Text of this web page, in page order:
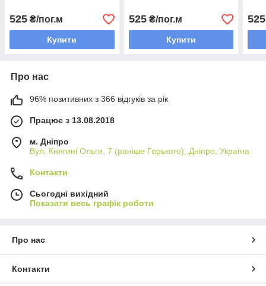
525 ₴/пог.м
Купити
525₴/пог.м
Купити
525
Про нас
96% позитивних з 366 відгуків за рік
Працює з 13.08.2018
м. Дніпро
Вул. Княгині Ольги, 7 (раніше Горького), Дніпро, Україна
Контакти
Сьогодні вихідний
Показати весь графік роботи
Про нас
Контакти